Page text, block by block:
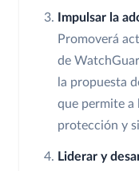
Impulsar la
Promoverá
de
la propuesta
que permite a
protección y
Liderar y